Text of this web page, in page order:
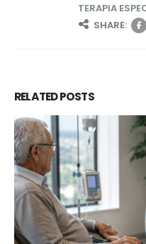
TERAPIA
SHARE:
RELATEDPOSTS